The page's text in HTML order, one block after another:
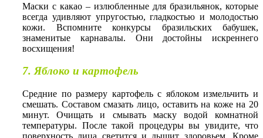
Маски с какао – излюбленные для бразильянок, которые
всегда удивляют упругостью, гладкостью и молодостью
кожи. Вспомните конкурсы бразильских бабушек,
знаменитые карнавалы. Они достойны искреннего
восхищения!
7. Яблоко и картофель
Средние по размеру картофель с яблоком измельчить и
смешать. Составом смазать лицо, оставить на коже на 20
минут. Очищать и смывать маску водой комнатной
температуры. После такой процедуры вы увидите, что
поверхность лица светится и дышит здоровьем. Кроме